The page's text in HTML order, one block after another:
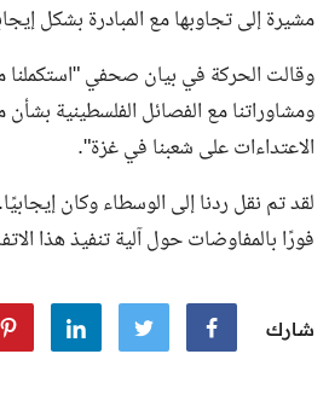
مشيرة إلى تجاوبها مع المبادرة بشكل
وقالت الحركة في بيان صحفي "استكملنا
ومشاوراتنا مع الفصائل الفلسطينية
الاعتداءات على شعبنا في غزة".
لقد تم نقل ردنا إلى الوسطاء وكان
فورًا بالمفاوضات حول آلية تنفيذ هذا
شارك